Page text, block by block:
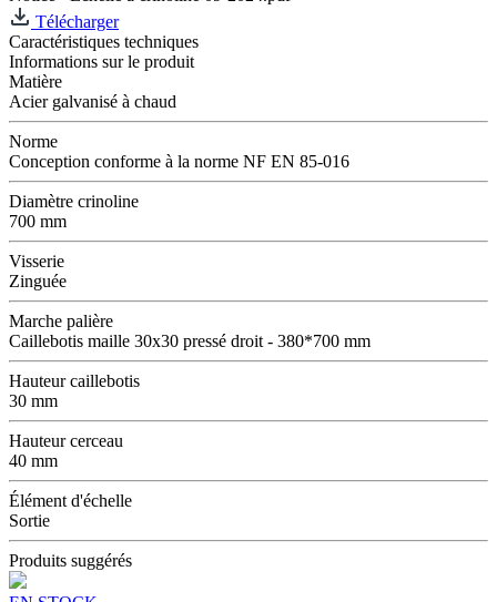
Télécharger
Caractéristiques techniques
Informations sur le produit
Matière
Acier galvanisé à chaud
Norme
Conception conforme à la norme NF EN 85-016
Diamètre crinoline
700 mm
Visserie
Zinguée
Marche palière
Caillebotis maille 30x30 pressé droit - 380*700 mm
Hauteur caillebotis
30 mm
Hauteur cerceau
40 mm
Élément d'échelle
Sortie
Produits suggérés